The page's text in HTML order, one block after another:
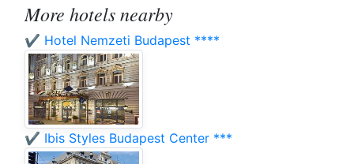
More hotels nearby
✔️ Hotel Nemzeti Budapest ****
✔️ Ibis Styles Budapest Center ***